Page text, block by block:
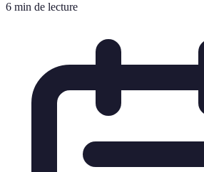
6 min de lecture